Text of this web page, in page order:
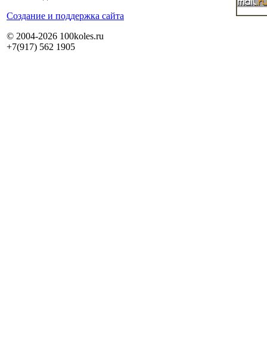
Cоздание и поддержка сайта
© 2004-2026 100koles.ru
+7(917) 562 1905